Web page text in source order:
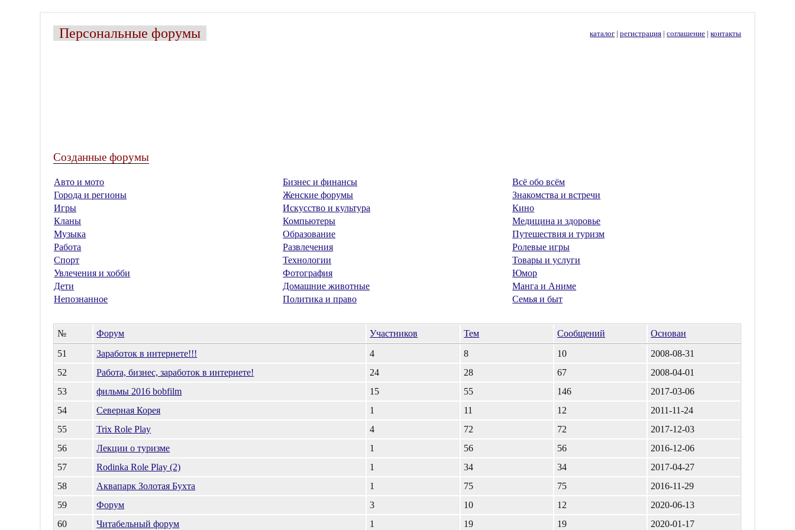
Персональные форумы каталог |регистрация |соглашение |контакты
Созданные форумы
Авто и мото Бизнес и финансы
Всё обо всём
Города и регионы
Женские форумы
Знакомства и встречи
Игры
Искусство и культура
Кино
Кланы
Компьютеры
Медицина и здоровье
Музыка
Образование
Путешествия и туризм
Работа
Развлечения
Ролевые игры
Спорт
Технологии
Товары и услуги
Увлечения и хобби
Фотография
Юмор
Дети
Домашние животные
Манга и Аниме
Непознанное
Политика и право Семья и быт
№ Форум Участников Тем Сообщений
Основан
51
Заработок в интернете!!! 4 8 10
2008-08-31
52
Работа, бизнес, заработок в интернете! 24 28 67
2008-04-01
53
фильмы 2016 bobfilm 15 55 146
2017-03-06
54
Северная Корея 1 11 12
2011-11-24
55
Trix Role Play 4 72 72
2017-12-03
56
Лекции о туризме 1 56 56
2016-12-06
57
Rodinka Role Play (2) 1 34 34
2017-04-27
58
Аквапарк Золотая Бухта 1 75 75
2016-11-29
59
Форум 3 10 12
2020-06-13
60
Читабельный форум 1 19 19 2020-01-17